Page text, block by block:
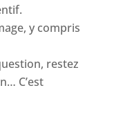
y compris
restez
C’est